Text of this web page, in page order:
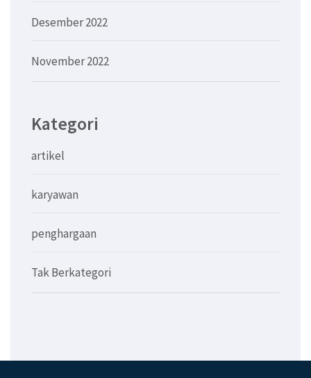
Desember 2022
November 2022
Kategori
artikel
karyawan
penghargaan
Tak Berkategori